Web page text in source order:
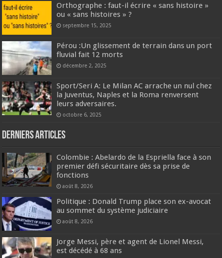
Orthographe : faut-il écrire « sans histoire »
ou « sans histoires » ?
septembre 15, 2025
Pérou :Un glissement de terrain dans un port
fluvial fait 12 morts
décembre 2, 2025
Sport/Seri A: Le Milan AC arrache un nul chez
la Juventus, Naples et la Roma renversent
leurs adversaires.
octobre 6, 2025
Derniers articles
Colombie : Abelardo de la Espriella face à son
premier défi sécuritaire dès sa prise de
fonctions
août 8, 2026
Politique : Donald Trump place son ex-avocat
au sommet du système judiciaire
août 8, 2026
Jorge Messi, père et agent de Lionel Messi,
est décédé à 68 ans